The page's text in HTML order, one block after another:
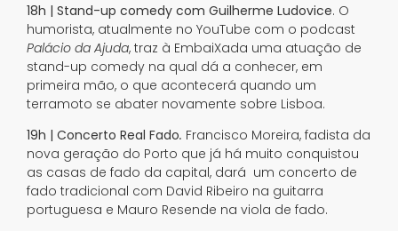
18h | Stand-up comedy com Guilherme Ludovice. O
humorista, atualmente no YouTube com o podcast
Palácio da Ajuda, traz à EmbaiXada uma atuação de
stand-up comedy na qual dá a conhecer, em
primeira mão, o que acontecerá quando um
terramoto se abater novamente sobre Lisboa.
19h | Concerto Real Fado. Francisco Moreira, fadista da
nova geração do Porto que já há muito conquistou
as casas de fado da capital, dará um concerto de
fado tradicional com David Ribeiro na guitarra
portuguesa e Mauro Resende na viola de fado.